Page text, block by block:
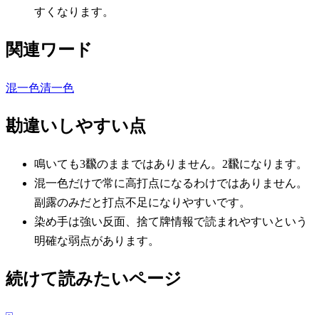
すくなります。
関連ワード
混一色清一色
勘違いしやすい点
鳴いても3飜のままではありません。2飜になります。
混一色だけで常に高打点になるわけではありません。
副露のみだと打点不足になりやすいです。
染め手は強い反面、捨て牌情報で読まれやすいという
明確な弱点があります。
続けて読みたいページ